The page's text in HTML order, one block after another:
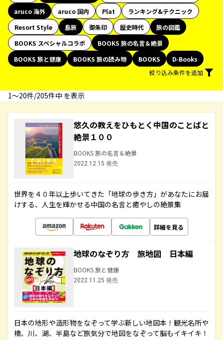
aruco 海外
aruco 国内 Plat
ランキング&テクニック
Resort Style
島旅 御朱印 歴史時代
旅の図鑑
BOOKS スペシャルコラボ
BOOKS 旅の名言＆絶景
BOOKS 旅と健康
BOOKS 旅の読み物 BOOKS
D-Books
絞り込み条件を追加
1〜20件/205件中 を表示
悠久の教えをひもとく中国のことばと
絶景１００
BOOKS 旅の名言＆絶景
2022.12.15 発売
世界を４０年以上歩いてきた「地球の歩き方」があなたにお届
けする、人生を輝かせる中国の名言と癒やしの絶景集
詳細を見る
地球のなぞり方 旅地図 日本編
BOOKS 旅と健康
2022.11.25 発売
日本の地形や造形物をなぞって学ぶ新しい地図本！観光名所や
橋、川、湖、半島など旅気分で地図をなぞって脳もイキイキ！